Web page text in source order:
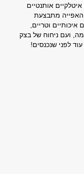
אותנטיים
האפייה מתבצעת
וטריים,
ועם ניחוח של בצק
לפני שנכנסים!